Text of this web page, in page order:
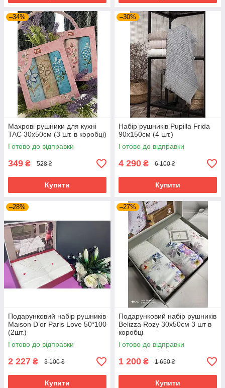
–34%
Махрові рушники для кухні
TAC 30х50см (3 шт. в коробці)
Готово до відправки
349 ₴ 528 ₴
Купити
–30%
Набір рушників Pupilla Frida
90х150см (4 шт.)
Готово до відправки
4 290 ₴ 6 100 ₴
Купити
–28%
Подарунковий набір рушників
Maison D’or Paris Love 50*100
(2шт.)
Готово до відправки
2 227 ₴ 3 100 ₴
Купити
–27%
Подарунковий набір рушників
Belizza Rozy 30х50см 3 шт в
коробці
Готово до відправки
1 200 ₴ 1 650 ₴
Купити